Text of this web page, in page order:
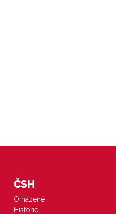
ČSH
O házené
Historie